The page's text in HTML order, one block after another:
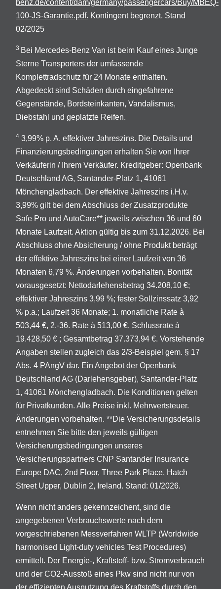
benz.de/content/dam/germany/passengercars/Buy/MBEQ-
100-JS-Garantie.pdf. Kontingent begrenzt. Stand
02/2025
3 Bei Mercedes-Benz Van ist beim Kauf eines Junge
Sterne Transporters der umfassende
Komplettradschutz für 24 Monate enthalten.
Abgedeckt sind Schäden durch eingefahrene
Gegenstände, Bordsteinkanten, Vandalismus,
Diebstahl und geplatzte Reifen.
4 3,99% p. A. effektiver Jahreszins. Die Details und
Finanzierungsbedingungen erhalten Sie von Ihrer
Verkäuferin / Ihrem Verkäufer. Kreditgeber: Openbank
Deutschland AG, Santander-Platz 1, 41061
Mönchengladbach. Der effektive Jahreszins i.H.v.
3,99% gilt bei dem Abschluss der Zusatzprodukte
Safe Pro und AutoCare** jeweils zwischen 36 und 60
Monate Laufzeit. Aktion gültig bis zum 31.12.2026. Bei
Abschluss ohne Absicherung / ohne Produkt beträgt
der effektive Jahreszins bei einer Laufzeit von 36
Monaten 6,79 %. Änderungen vorbehalten. Bonität
vorausgesetzt: Nettodarlehensbetrag 34.208,10 €;
effektiver Jahreszins 3,99 %; fester Sollzinssatz 3,92
% p.a.; Laufzeit 36 Monate; 1. monatliche Rate à
503,44 €, 2.-36. Rate à 513,00 €, Schlussrate à
19.428,50 € ; Gesamtbetrag 37.373,94 €. Vorstehende
Angaben stellen zugleich das 2/3-Beispiel gem. § 17
Abs. 4 PAngV dar. Ein Angebot der Openbank
Deutschland AG (Darlehensgeber), Santander-Platz
1, 41061 Mönchengladbach. Die Konditionen gelten
für Privatkunden. Alle Preise inkl. Mehrwertsteuer.
Änderungen vorbehalten. **Die Versicherungsdetails
entnehmen Sie bitte den jeweils gültigen
Versicherungsbedingungen unseres
Versicherungspartners CNP Santander Insurance
Europe DAC, 2nd Floor, Three Park Place, Hatch
Street Upper, Dublin 2, Ireland. Stand: 01/2026.
Wenn nicht anders gekennzeichent, sind die
angegebenen Verbrauchswerte nach dem
vorgeschriebenen Messverfahren WLTP (Worldwide
harmonised Light-duty vehicles Test Procedures)
ermittelt. Der Energie-, Kraftstoff- bzw. Stromverbrauch
und der CO2-Ausstoß eines Pkw sind nicht nur von